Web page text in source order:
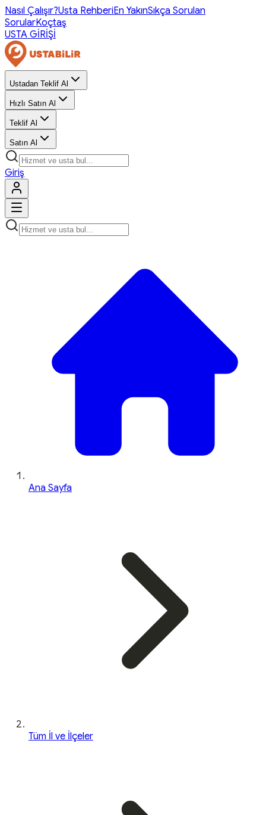
Nasıl Çalışır?Usta RehberiEn YakınSıkça Sorulan
SorularKoçtaş
USTA GİRİŞİ
Ustadan Teklif Al
Hızlı Satın Al
Teklif Al
Satın Al
Giriş
Ana Sayfa
Tüm İl ve İlçeler